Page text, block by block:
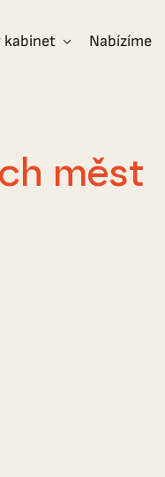
kabinet Nabízíme
měst